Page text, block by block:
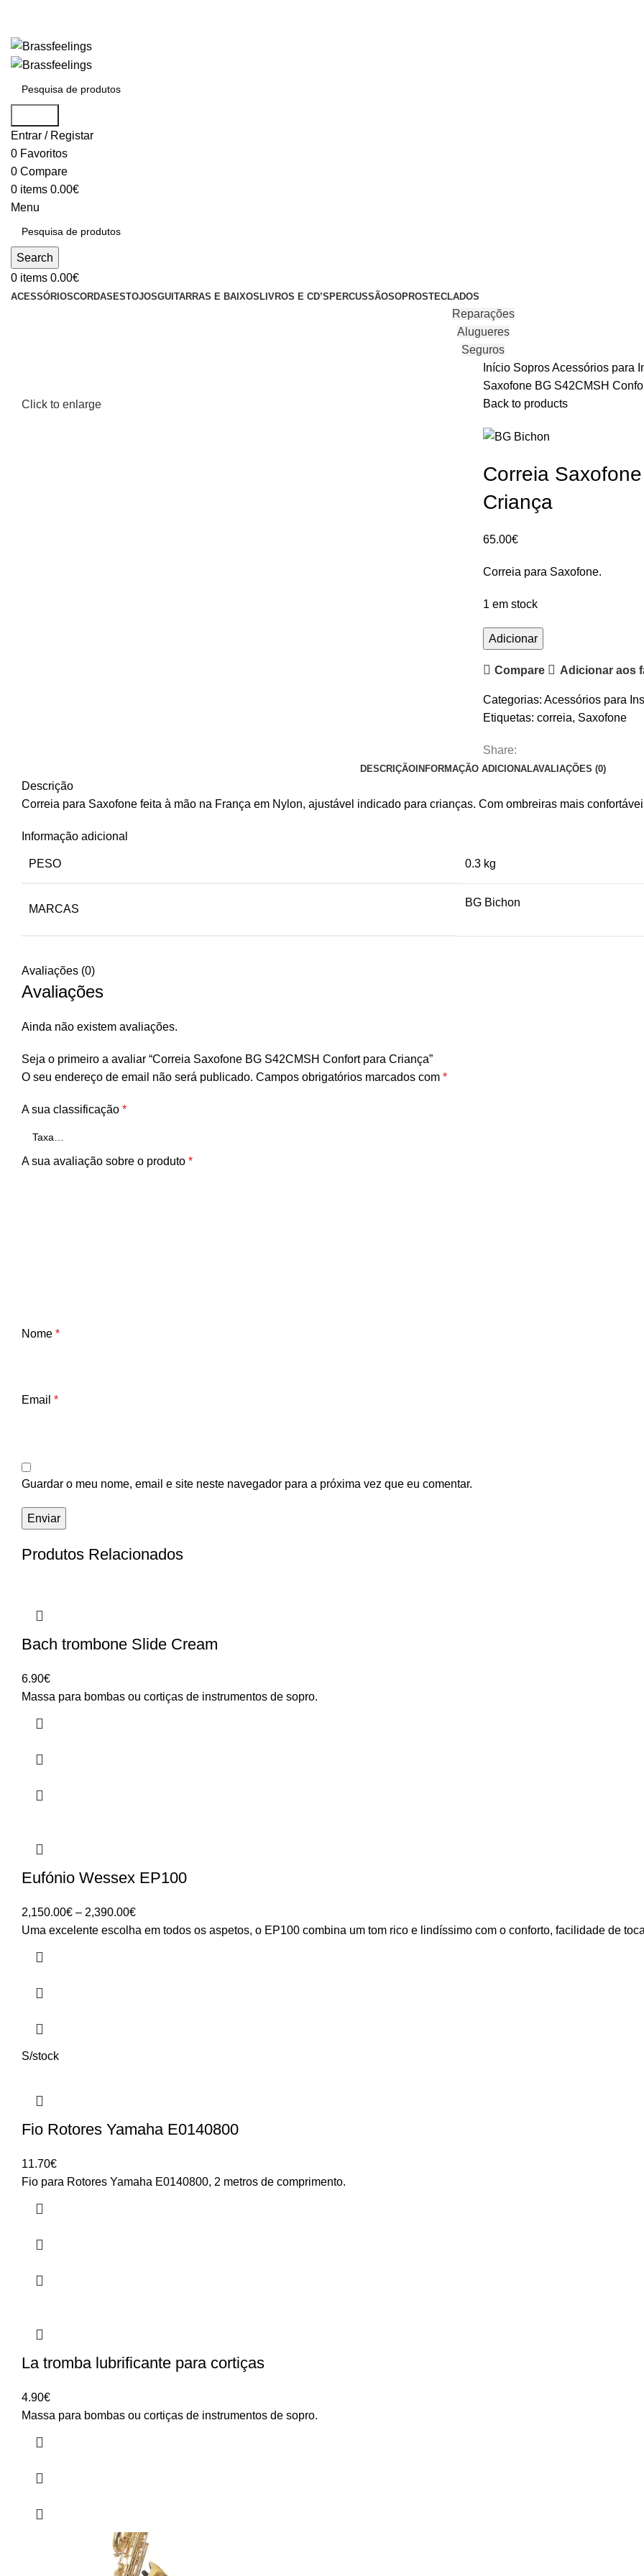
Entrar / Registar
0 Favoritos
0 Compare
0 items 0.00€
Menu
Search
0 items 0.00€
ACESSÓRIOSCORDAS ESTOJOSGUITARRAS E BAIXOS LIVROS E CD’S PERCUSSÃOSOPROSTECLADOS
Reparações
Alugueres
Seguros
Click to enlarge
Início SoprosAcessórios para
Saxofone BG S42CMSH
Back to products
Correia
Criança
65.00€
Correia para Saxofone.
1 em stock
Quantidade
de
Correia
BG
S42CMSH
Confort
Adicionar
Compare Adicionar aos
Categorias: Acessórios para
Etiquetas: correia, Saxofone
Share:
DESCRIÇÃO INFORMAÇÃO ADICIONALAVALIAÇÕES (0)
Descrição
Correia para Saxofone feita à mão na França em Nylon, ajustável indicado para crianças. Com ombreiras mais
Informação adicional
PESO 0.3 kg
MARCAS
BG Bichon
Avaliações (0)
Avaliações
Ainda não existem avaliações.
Seja o primeiro a avaliar “Correia Saxofone BG S42CMSH Confort para Criança”
O seu endereço de email não será publicado. Campos obrigatórios marcados com *
A sua classificação *
A sua avaliação sobre o produto *
Nome *
Email *
Guardar o meu nome, email e site neste navegador para a próxima vez que eu comentar.
Produtos Relacionados
Bach trombone Slide Cream
6.90€
Massa para bombas ou cortiças de instrumentos de sopro.
Eufónio Wessex EP100
2,150.00€ – 2,390.00€Price
range:
Uma excelente escolha em todos os aspetos, o EP100 combina um tom rico e lindíssimo com o conforto, facilidade de
S/stock
Fio Rotores Yamaha E0140800
11.70€
Fio para Rotores Yamaha E0140800, 2 metros de comprimento.
La tromba lubrificante para cortiças
4.90€
Massa para bombas ou cortiças de instrumentos de sopro.